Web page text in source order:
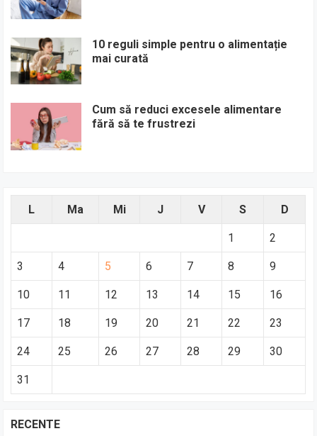
10 reguli simple pentru o alimentație
mai curată
Cum să reduci excesele alimentare
fără să te frustrezi
L Ma Mi J V S D
1 2
3 4 5 6 7 8 9
10 11 12 13 14 15 16
17 18 19 20 21 22 23
24 25 26 27 28 29 30
31
RECENTE